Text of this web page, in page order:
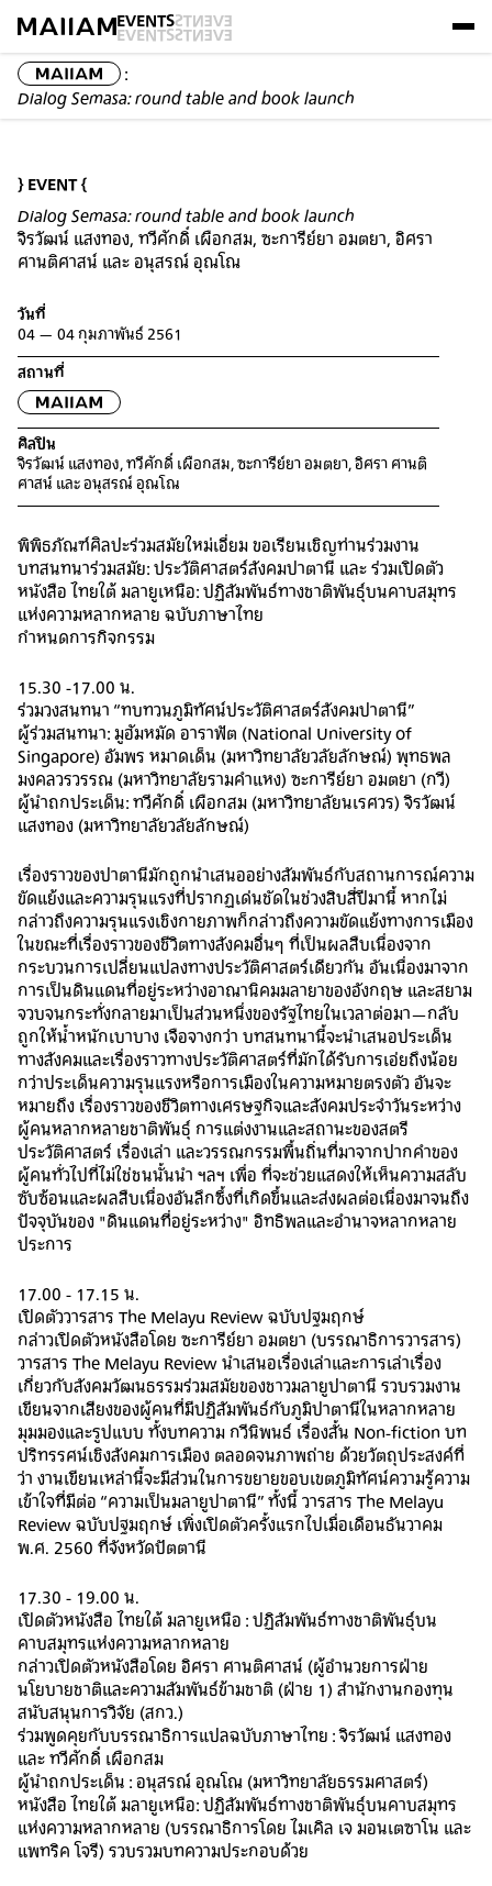
EVENTSEVENTS
EVENTSEVENTS
:
Dialog Semasa: round table and book launch
} EVENT {
วันที่
04 — 04 กุมภาพันธ์ 2561
สถานที่
ศิลปิน
จิรวัฒน์ แสงทอง,ทวีศักดิ์ เผือกสม,ซะการีย์ยา อมตยา,อิศรา ศานติ
ศาสน์ และอนุสรณ์ อุณโณ
Dialog Semasa: round table and book launch
จิรวัฒน์ แสงทอง, ทวีศักดิ์ เผือกสม, ซะการีย์ยา อมตยา, อิศรา
ศานติศาสน์ และอนุสรณ์ อุณโณ
พิพิธภัณฑ์ศิลปะร่วมสมัยใหม่เอี่ยม ขอเรียนเชิญท่านร่วมงาน
บทสนทนาร่วมสมัย: ประวัติศาสตร์สังคมปาตานี และ ร่วมเปิดตัว
หนังสือ ไทยใต้ มลายูเหนือ: ปฏิสัมพันธ์ทางชาติพันธุ์บนคาบสมุทร
แห่งความหลากหลาย ฉบับภาษาไทย
กำหนดการกิจกรรม
15.30 -17.00 น.
ร่วมวงสนทนา “ทบทวนภูมิทัศน์ประวัติศาสตร์สังคมปาตานี”
ผู้ร่วมสนทนา: มูฮัมหมัด อาราฟัต (National University of
Singapore) อัมพร หมาดเด็น (มหาวิทยาลัยวลัยลักษณ์) พุทธพล
มงคลวรวรรณ (มหาวิทยาลัยรามคำแหง) ซะการีย์ยา อมตยา (กวี)
ผู้นำถกประเด็น: ทวีศักดิ์ เผือกสม (มหาวิทยาลัยนเรศวร) จิรวัฒน์
แสงทอง (มหาวิทยาลัยวลัยลักษณ์)
เรื่องราวของปาตานีมักถูกนำเสนออย่างสัมพันธ์กับสถานการณ์ความ
ขัดแย้งและความรุนแรงที่ปรากฏเด่นชัดในช่วงสิบสี่ปีมานี้​ หากไม่
กล่าวถึงความรุนแรงเชิงกายภาพก็กล่าวถึงความขัดแย้งทางการเมือง
ในขณะที่เรื่องราวของชีวิตทางสังคมอื่นๆ ที่เป็นผลสืบเนื่องจาก
กระบวนการเปลี่ยนแปลงทางประวัติศาสตร์เดียวกัน อันเนื่องมาจาก
การเป็นดินแดนที่อยู่ระหว่างอาณานิคมมลายาของอังกฤษ และสยาม
จวบจนกระทั่งกลายมาเป็นส่วนหนึ่งของรัฐไทยในเวลาต่อมา—กลับ
ถูกให้น้ำหนักเบาบาง เจือจางกว่า บทสนทนานี้จะนำเสนอประเด็น
ทางสังคมและเรื่องราวทางประวัติศาสตร์ที่มักได้รับการเอ่ยถึงน้อย
กว่าประเด็นความรุนแรงหรือการเมืองในความหมายตรงตัว อันจะ
หมายถึง เรื่องราวของชีวิตทางเศรษฐกิจและสังคมประจำวันระหว่าง
ผู้คนหลากหลายชาติพันธุ์ การแต่งงานและสถานะของสตรี
ประวัติศาสตร์ เรื่องเล่า และวรรณกรรมพื้นถิ่นที่มาจากปากคำของ
ผู้คนทั่วไปที่ไม่ใช่ชนนั้นนำ ฯลฯ เพื่อ ที่จะช่วยแสดงให้เห็นความสลับ
ซับซ้อนและผลสืบเนื่องอันลึกซึ้งที่เกิดขึ้นและส่งผลต่อเนื่องมาจนถึง
ปัจจุบันของ "ดินแดนที่อยู่ระหว่าง" อิทธิพลและอำนาจหลากหลาย
ประการ
17.00 - 17.15 น.
เปิดตัววารสาร The Melayu Review ฉบับปฐมฤกษ์​
กล่าวเปิดตัวหนังสือโดย ซะการีย์ยา อมตยา (บรรณาธิการวารสาร)
วารสาร The Melayu Review นำเสนอเรื่องเล่าและการเล่าเรื่อง
เกี่ยวกับสังคมวัฒนธรรมร่วมสมัยของชาวมลายูปาตานี รวบรวมงาน
เขียนจากเสียงของผู้คนที่มีปฏิสัมพันธ์กับภูมิปาตานีในหลากหลาย
มุมมองและรูปแบบ ทั้งบทความ กวีนิพนธ์ เรื่องสั้น Non-fiction บท
ปริทรรศน์เชิงสังคมการเมือง ตลอดจนภาพถ่าย ด้วยวัตถุประสงค์ที่
ว่า งานเขียนเหล่านี้จะมีส่วนในการขยายขอบเขตภูมิทัศน์ความรู้ความ
เข้าใจที่มีต่อ “ความเป็นมลายูปาตานี” ทั้งนี้ วารสาร The Melayu
Review ฉบับปฐมฤกษ์ เพิ่งเปิดตัวครั้งแรกไปเมื่อเดือนธันวาคม
พ.ศ. 2560 ที่จังหวัดปัตตานี
17.30 - 19.00 น.
เปิดตัวหนังสือ ไทยใต้ มลายูเหนือ : ปฏิสัมพันธ์ทางชาติพันธุ์บน
คาบสมุทรแห่งความหลากหลาย
กล่าวเปิดตัวหนังสือโดย อิศรา ศานติศาสน์ (ผู้อํานวยการฝ่าย
นโยบายชาติและความสัมพันธ์ข้ามชาติ (ฝ่าย 1) สํานักงานกองทุน
สนับสนุนการวิจัย (สกว.)
ร่วมพูดคุยกับบรรณาธิการแปลฉบับภาษาไทย : จิรวัฒน์ แสงทอง
และ ทวีศักดิ์ เผือกสม
ผู้นำถกประเด็น : อนุสรณ์ อุณโณ (มหาวิทยาลัยธรรมศาสตร์)
หนังสือ ไทยใต้ มลายูเหนือ: ปฏิสัมพันธ์ทางชาติพันธุ์บนคาบสมุทร
แห่งความหลากหลาย (บรรณาธิการ​โดย ไมเคิล เจ มอนเตซาโน และ
แพทริค โจรี) รวบรวมบทความประกอบด้วย